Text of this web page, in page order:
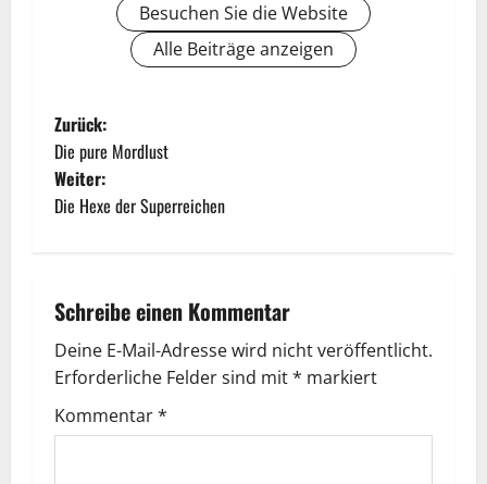
Besuchen Sie die Website
Alle Beiträge anzeigen
Zurück:
Die pure Mordlust
Weiter:
Die Hexe der Superreichen
Schreibe einen Kommentar
Deine E-Mail-Adresse wird nicht veröffentlicht.
Erforderliche Felder sind mit* markiert
Kommentar*